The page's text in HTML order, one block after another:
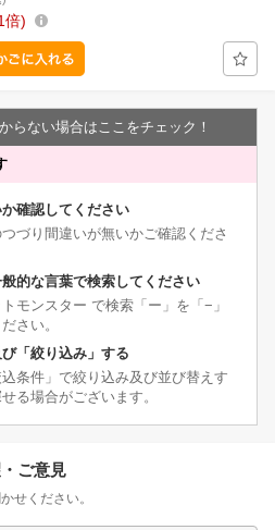
倍
らない場合はここをチェック！
確認してください
づり間違いが無いかご確認くださ
的な言葉で検索してください
ンスター で検索「ー」を「−」
さい。
「絞り込み」する
条件」で絞り込み及び並び替えす
る場合がございます。
ご意見
せください。